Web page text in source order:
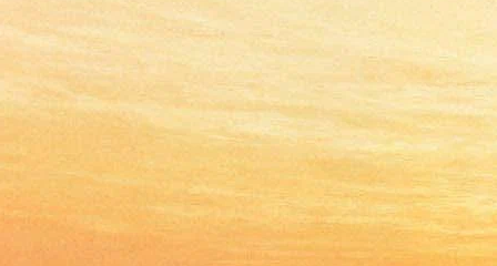
Эрмитаж из-за ПМЭФ
закрыл залы искусства
Италии и перенесет вход с
электронными билетами